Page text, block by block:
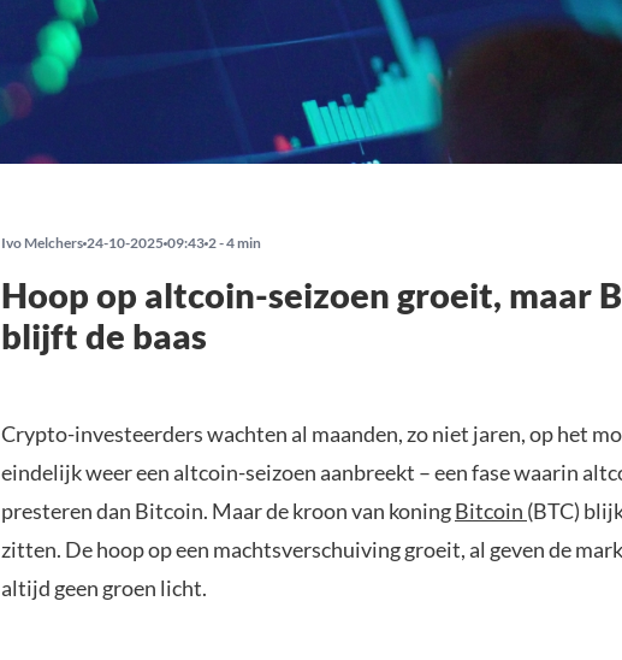
Ivo Melchers 24-10-2025 09:43 2 - 4 min
Hoop op altcoin-seizoen groeit, maar
blijft de baas
Crypto-investeerders wachten al maanden, zo niet jaren, op het
eindelijk weer een altcoin-seizoen aanbreekt – een fase waarin
presteren dan Bitcoin. Maar de kroon van koningBitcoin (BTC)
zitten. De hoop op een machtsverschuiving groeit, al geven de
altijd geen groen licht.